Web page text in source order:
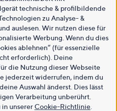
technische & profilbildende
zu Analyse- &
auslesen. Wir nutzen diese für
Werbung. Wenn du dies
ablehnen“ (für essenzielle
erforderlich). Deine
die Nutzung dieser Webseite
jederzeit widerrufen, indem du
Auswahl änderst. Dies lässt
Verarbeitung unberührt.
unsererCookie-Richtlinie